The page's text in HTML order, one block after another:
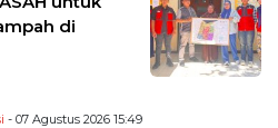
di
- 07 Agustus 2026 15:49